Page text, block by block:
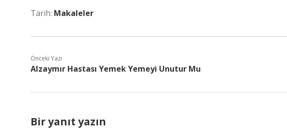
Tarih: Makaleler
Önceki Yazı
Alzaymır Hastası Yemek Yemeyi Unutur Mu
Bir yanıt yazın